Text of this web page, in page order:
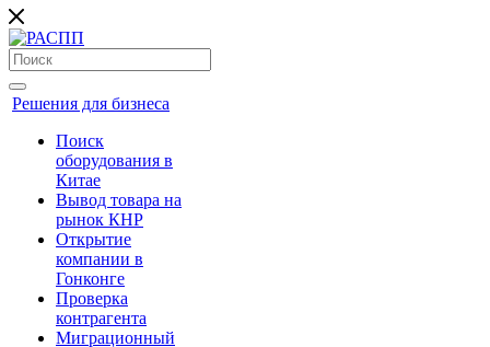
Решения для бизнеса
Поиск
оборудования в
Китае
Вывод товара на
рынок КНР
Открытие
компании в
Гонконге
Проверка
контрагента
Миграционный